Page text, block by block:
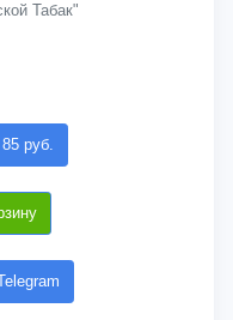
Табак"
руб.